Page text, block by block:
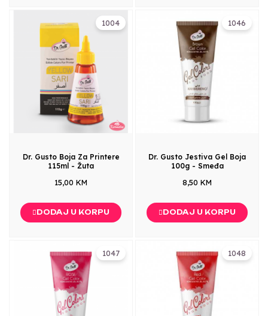
1004
Dr. Gusto Boja Za Printere
115ml - Žuta
15,00 KM
DODAJ U KORPU
1046
Dr. Gusto Jestiva Gel Boja
100g - Smeđa
8,50 KM
DODAJ U KORPU
1047 1048